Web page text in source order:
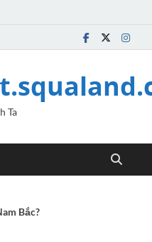
Ta
Bắc?